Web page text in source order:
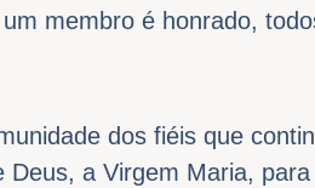
membro é honrado,
dos fiéis que
Deus, a Virgem Maria,